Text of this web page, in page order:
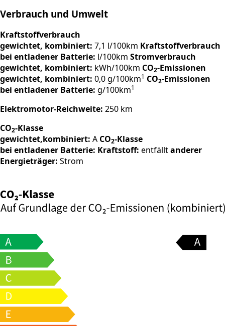
Verbrauch und Umwelt
Kraftstoffverbrauch
gewichtet, kombiniert: 7,1 l/100km Kraftstoffverbrauch
bei entladener Batterie: l/100km Stromverbrauch
gewichtet, kombiniert: kWh/100km CO2-Emissionen
gewichtet, kombiniert: 0,0 g/100km1 CO2-Emissionen
bei entladener Batterie: g/100km1
Elektromotor-Reichweite: 250 km
CO2-Klasse
gewichtet,kombiniert: A CO2-Klasse
bei entladener Batterie: Kraftstoff: entfälltanderer
Energieträger: Strom